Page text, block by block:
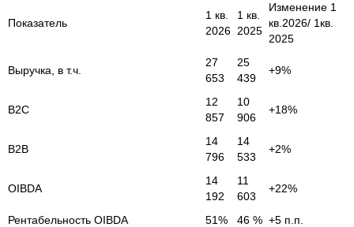
Показатель
1 кв.
2026
1 кв.
2025
Изменение 1
кв.2026/ 1кв.
2025
Выручка, в т.ч.
27
653
25
439
+9%
B2C
12
857
10
906
+18%
B2B
14
796
14
533
+2%
OIBDA
14
192
11
603
+22%
Рентабельность OIBDA 51% 46 % +5 п.п.